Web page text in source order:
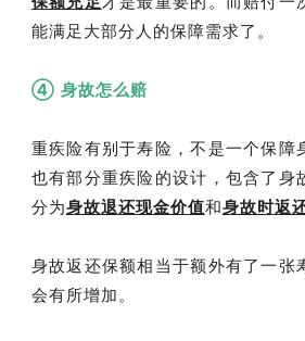
能满足大部分人的保障需求了。
④ 身故怎么赔
重疾险有别于寿险，不是一个保障
也有部分重疾险的设计，包含了身
分为身故退还现金价值和身故时返
身故返还保额相当于额外有了一张
会有所增加。